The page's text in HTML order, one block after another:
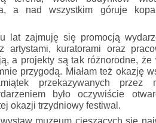
a nad wszystkim góruje
lat zajmuję się promocją
artystami, kuratorami oraz
a projekty są tak różnorodne, że
przygodą. Miałam też okazję
przekazywanych przez
było oczywiście
okazji trzydniowy festiwal.
muzeum cieszących się